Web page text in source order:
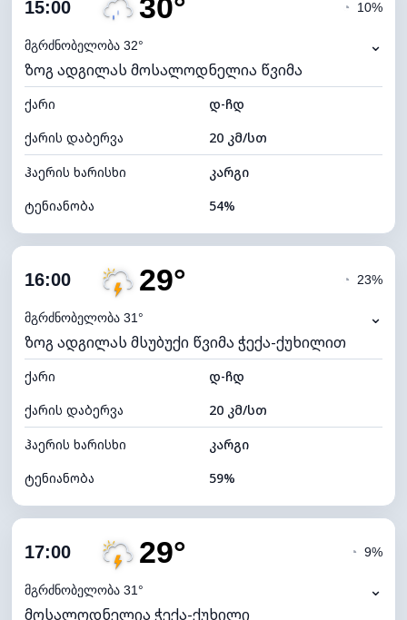
ნამის წერტილი
ხილვადობა
9 კმ
განათების ინდექსი 4 (მკრთალი)
ღრუბლის სიმაღლე 6160 მ
15:00 30°
მგრძნობელობა 32°
◔ 10%
⌄
ზოგ ადგილას მოსალოდნელია წვიმა
ქარი
დ-ჩდ
ქარის დაბერვა
20 კმ/სთ
ჰაერის ხარისხი
კარგი
ტენიანობა
54%
ღრუბლიანობა
ნამის წერტილი
ხილვადობა
10 კმ
განათების ინდექსი 4 (მკრთალი)
ღრუბლის სიმაღლე 5280 მ
16:00 29°
მგრძნობელობა 31°
◔ 23%
⌄
ზოგ ადგილას მსუბუქი წვიმა ჭექა-ქუხილით
ქარი
დ-ჩდ
ქარის დაბერვა
20 კმ/სთ
ჰაერის ხარისხი
კარგი
ტენიანობა
59%
ღრუბლიანობა
ნამის წერტილი
ხილვადობა
10 კმ
17:00 29°
მგრძნობელობა 31°
◔ 9%
⌄
მოსალოდნელია ჭექა-ქუხილი